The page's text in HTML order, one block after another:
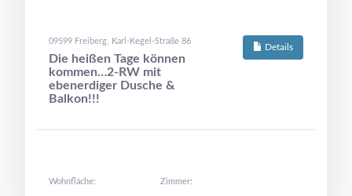
Details
09599 Freiberg, Karl-Kegel-Straße 86
Die heißen Tage können
kommen…2-RW mit
ebenerdiger Dusche &
Balkon!!!
Wohnfläche: Zimmer: